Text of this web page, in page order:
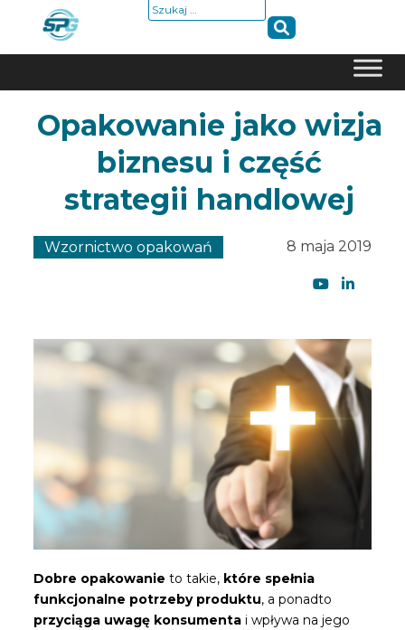
Szukaj:
Opakowanie jako wizja
biznesu i część
strategii handlowej
Wzornictwo opakowań 8 maja 2019
Dobre opakowanie to takie, które spełnia
funkcjonalne potrzeby produktu, a ponadto
przyciąga uwagę konsumenta i wpływa na jego